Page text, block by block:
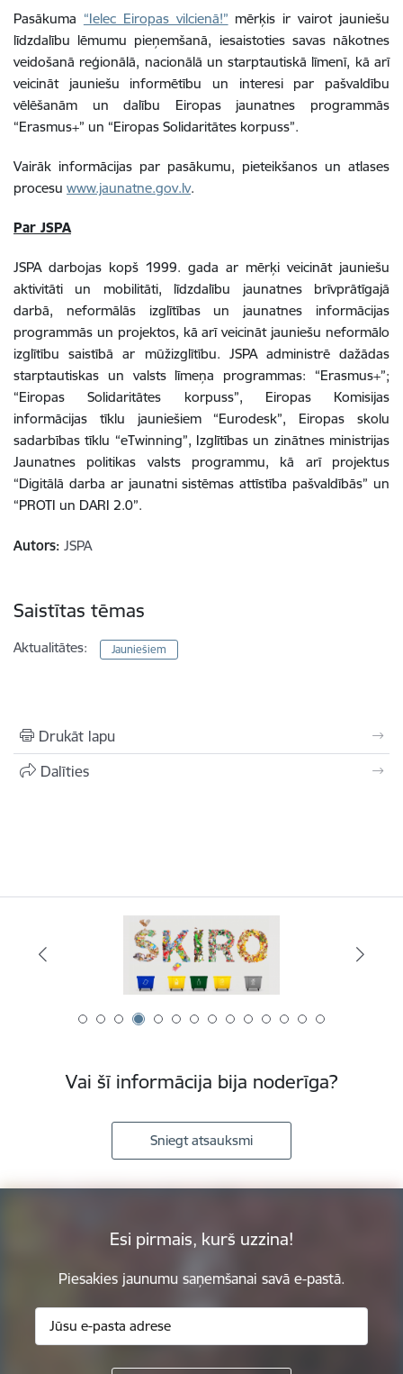
Pasākuma “Ielec Eiropas vilcienā!” mērķis ir vairot jauniešu
līdzdalību lēmumu pieņemšanā, iesaistoties savas nākotnes
veidošanā reģionālā, nacionālā un starptautiskā līmenī, kā arī
veicināt jauniešu informētību un interesi par pašvaldību
vēlēšanām un dalību Eiropas jaunatnes programmās
“Erasmus+” un “Eiropas Solidaritātes korpuss”.
Vairāk informācijas par pasākumu, pieteikšanos un atlases
procesu www.jaunatne.gov.lv.
Par JSPA
JSPA darbojas kopš 1999. gada ar mērķi veicināt jauniešu
aktivitāti un mobilitāti, līdzdalību jaunatnes brīvprātīgajā
darbā, neformālās izglītības un jaunatnes informācijas
programmās un projektos, kā arī veicināt jauniešu neformālo
izglītību saistībā ar mūžizglītību. JSPA administrē dažādas
starptautiskas un valsts līmeņa programmas: “Erasmus+”;
“Eiropas Solidaritātes korpuss”, Eiropas Komisijas
informācijas tīklu jauniešiem “Eurodesk”, Eiropas skolu
sadarbības tīklu “eTwinning”, Izglītības un zinātnes ministrijas
Jaunatnes politikas valsts programmu, kā arī projektus
“Digitālā darba ar jaunatni sistēmas attīstība pašvaldībās” un
“PROTI un DARI 2.0”.
Autors: JSPA
Saistītas tēmas
Aktualitātes: Jauniešiem
Drukāt lapu
Dalīties
Vai šī informācija bija noderīga?
Sniegt atsauksmi
Esi pirmais, kurš uzzina!
Piesakies jaunumu saņemšanai savā e-pastā.